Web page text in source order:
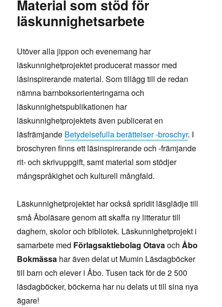
Material som stöd för
läskunnighetsarbete
Utöver alla jippon och evenemang har
läskunnighetprojektet producerat massor med
läsinspirerande material. Som tillägg till de redan
nämna barnboksorienteringarna och
läskunnighetspublikationen har
läskunnighetprojektets även publicerat en
läsfrämjande Betydelsefulla berättelser -broschyr. I
broschyren finns ett läsinspirerande och -främjande
rit- och skrivuppgift, samt material som stödjer
mångspråkighet och kulturell mångfald.
Läskunnighetprojektet har också spridit läsglädje till
små Åboläsare genom att skaffa ny litteratur till
daghem, skolor och bibliotek. Läskunnighetprojekt i
samarbete med Förlagsaktiebolag OtavaochÅbo
Bokmässa har även delat ut Mumin Läsdagböcker
till barn och elever i Åbo. Tusen tack för de 2 500
läsdagböcker, böckerna har nu delats ut till sina nya
ägare!